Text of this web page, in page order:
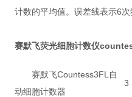
计数的平均值。误差线表示6次
赛默飞荧光细胞计数仪
赛默飞Countess3FL自
动细胞计数器
3